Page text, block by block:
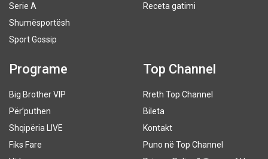
Serie A
Shumësportësh
Sport Gossip
Receta gatimi
Programe
Big Brother VIP
Për’puthen
Shqipëria LIVE
Fiks Fare
Top Channel
Rreth Top Channel
Bileta
Kontakt
Puno në Top Channel